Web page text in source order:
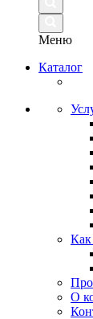
Меню
Каталог
Как
О